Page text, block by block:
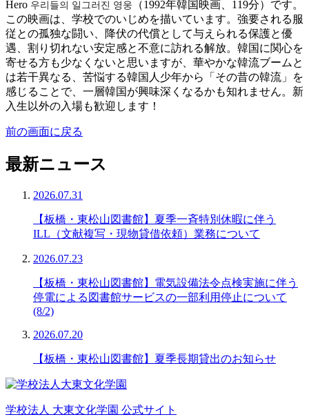
Hero 우리들의 일그러진 영웅
（1992年韓国映画、119分）です。
この映画は、学校でのいじめを描いています。強要される服
従との孤独な闘い、降伏の代償として与えられる保護と優
遇、割り切れない安定感と不意に訪れる解放。韓国に関心を
寄せる方も少なくないと思いますが、華やかな韓流ブームと
は若干異なる、苦悩する韓国人少年から「その昔の韓流」を
感じることで、一層韓国が興味深くなるかも知れません。新
入生以外の入場も歓迎します！
前の画面に戻る
最新ニュース
2026.07.31
【板橋・東松山図書館】夏季一斉特別休暇に伴う
ILL（文献複写・現物貸借依頼）業務について
2026.07.23
【板橋・東松山図書館】電気設備法令点検実施に伴う
停電による図書館サービスの一部利用停止について
(8/2)
2026.07.20
【板橋・東松山図書館】夏季長期貸出のお知らせ
学校法人 大東文化学園 公式サイト